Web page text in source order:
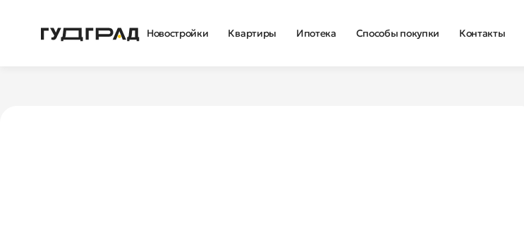
Новостройки Квартиры Ипотека Способы покупки Контакты